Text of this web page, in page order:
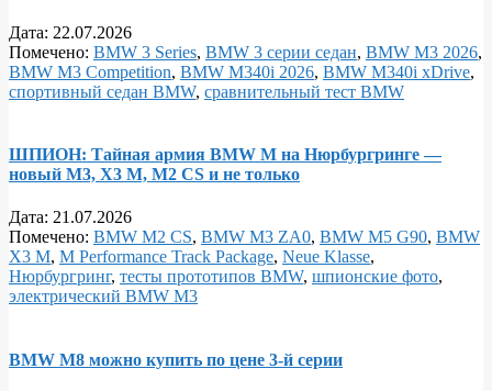
Дата: 22.07.2026
Помечено: BMW 3 Series, BMW 3 серии седан, BMW M3 2026,
BMW M3 Competition, BMW M340i 2026, BMW M340i xDrive,
спортивный седан BMW, сравнительный тест BMW
ШПИОН: Тайная армия BMW M на Нюрбургринге —
новый M3, X3 M, M2 CS и не только
Дата: 21.07.2026
Помечено: BMW M2 CS, BMW M3 ZA0, BMW M5 G90, BMW
X3 M, M Performance Track Package, Neue Klasse,
Нюрбургринг, тесты прототипов BMW, шпионские фото,
электрический BMW M3
BMW M8 можно купить по цене 3-й серии